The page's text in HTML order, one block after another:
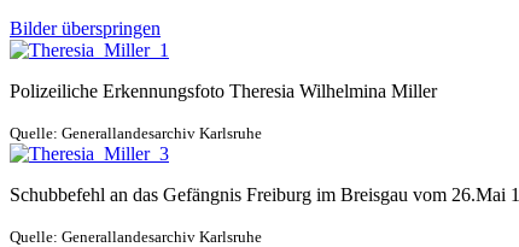
Bilder überspringen
Polizeiliche Erkennungsfoto Theresia Wilhelmina Miller
Quelle: Generallandesarchiv Karlsruhe
Schubbefehl an das Gefängnis Freiburg im Breisgau vom 26.Mai
Quelle: Generallandesarchiv Karlsruhe